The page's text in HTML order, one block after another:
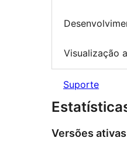
Visualização
Suporte
Versões ativas